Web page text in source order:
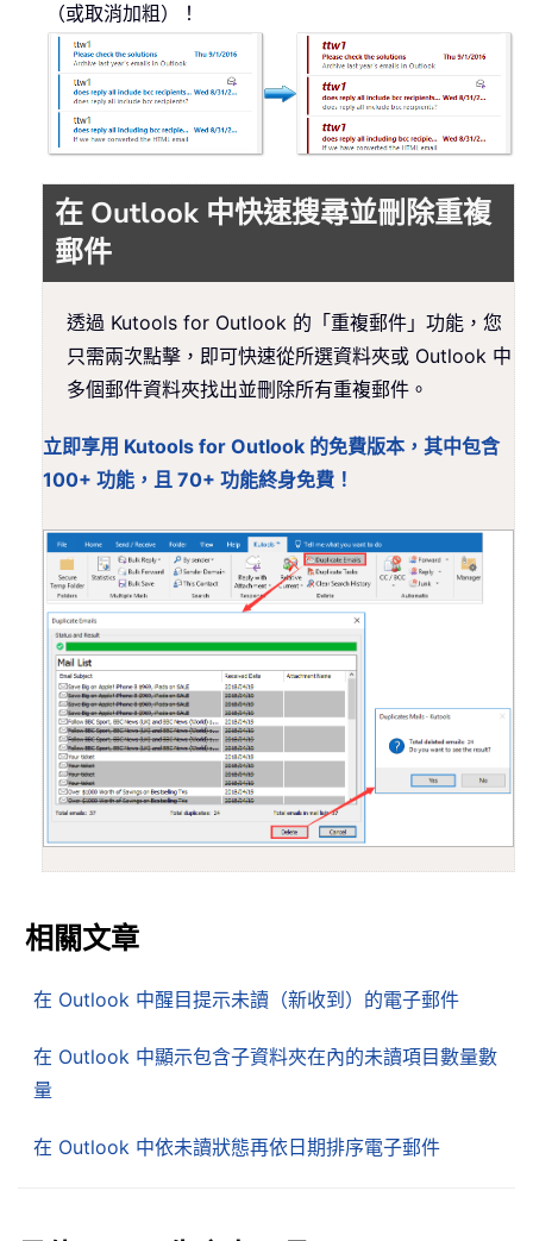
（或取消加粗）！
在 Outlook 中快速搜尋並刪除重複
郵件
透過 Kutools for Outlook 的「重複郵件」功能，您
只需兩次點擊，即可快速從所選資料夾或 Outlook 中
多個郵件資料夾找出並刪除所有重複郵件。
立即享用 Kutools for Outlook 的免費版本，其中包含
100+ 功能，且 70+ 功能終身免費！
相關文章
在 Outlook 中醒目提示未讀（新收到）的電子郵件
在 Outlook 中顯示包含子資料夾在內的未讀項目數量數
量
在 Outlook 中依未讀狀態再依日期排序電子郵件